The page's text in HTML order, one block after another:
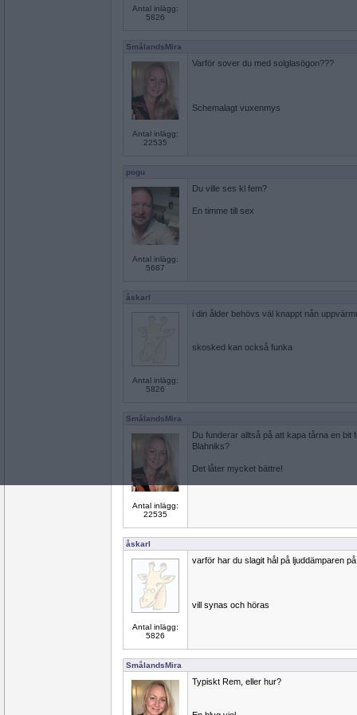
Antal inlägg:
5826
SmålandsMira
Antal inlägg:
22535
Varför sover du med solglasögon???
Schemalagt vuxenmys
pogu
Antal inlägg:
5687
Du ville ses kl fem?
En timme till sex
åskarl
Antal inlägg:
5826
i din ålder behövs väl knappt nån
skosked kan också funka
SmålandsMira
Antal inlägg:
22535
Du funderar alltså på att kapa tårna en bit
Blahniks?
Det låter mycket bättre!
åskarl
Antal inlägg:
5826
varför har du slagit hål på ljuddämparen
vill synas och höras
SmålandsMira
Typiskt Rem, eller hur?